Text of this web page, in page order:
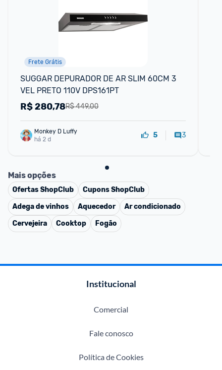
Frete Grátis
SUGGAR DEPURADOR DE AR SLIM 60CM 3
VEL PRETO 110V DPS161PT
R$ 449,00
R$280,78
Monkey D Luffy
há 2 d
5 3
Mais opções
OfertasShopClub CuponsShopClub
Adega de vinhos
Aquecedor
Ar condicionado
Cervejeira
Cooktop Fogão
Institucional
Comercial
Fale conosco
Política de Cookies